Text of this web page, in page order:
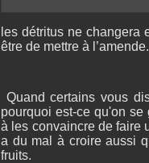
les détritus ne changera
être de mettre à l’amende.
Quand certains vous
pourquoi est-ce qu'on se
à les convaincre de faire
a du mal à croire aussi
fruits.